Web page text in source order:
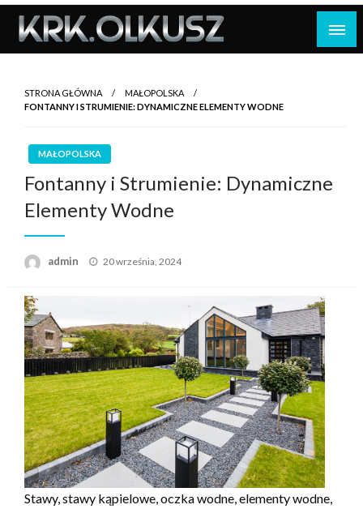
Skip
content
STRONA GŁÓWNA
MAŁOPOLSKA
FONTANNY I STRUMIENIE: DYNAMICZNE ELEMENTY WODNE
MAŁOPOLSKA
Fontanny i Strumienie: Dynamiczne
Elementy Wodne
admin
Opublikowane
20 września, 2024
Stawy, stawy kąpielowe, oczka wodne, elementy wodne,